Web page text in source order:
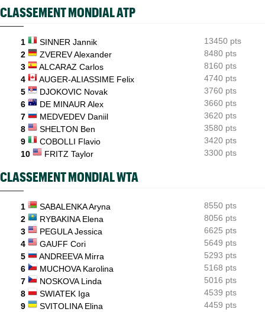
ATP - Montréal
Griekspoor : "Quand on connaît mon histoire face à Zverev..."
08:00
ATP - Montréal
João Fonseca répond aux critiques : "Le circuit est éprouvant"
07:10
ATP - Cincinnati
Jannik Sinner gêné au genou... inquiétude avant Cincinnati
06/08
WTA - Toronto
Iga Swiatek poursuit son récital et atteint les huitièmes
CLASSEMENT MONDIAL ATP
1 SINNER Jannik
13450 pts
2
ZVEREV Alexander
8480 pts
3
ALCARAZ Carlos
8160 pts
4
AUGER-ALIASSIME Felix
4740 pts
5
DJOKOVIC Novak
3760 pts
6
DE MINAUR Alex
3660 pts
7
MEDVEDEV Daniil
3620 pts
8
SHELTON Ben
3580 pts
9
COBOLLI Flavio
3420 pts
10
FRITZ Taylor 3300 pts
CLASSEMENT MONDIAL WTA
1 SABALENKA Aryna
8550 pts
2
RYBAKINA Elena
8056 pts
3
PEGULA Jessica
6625 pts
4
GAUFF Cori
5649 pts
5
ANDREEVA Mirra
5293 pts
6
MUCHOVA Karolina
5168 pts
7
NOSKOVA Linda
5016 pts
8
SWIATEK Iga
4539 pts
9
SVITOLINA Elina
4459 pts